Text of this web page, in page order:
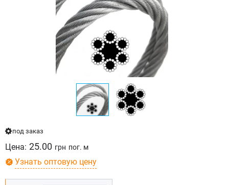
под заказ
Цена: 25.00 грн пог. м
Узнать оптовую цену